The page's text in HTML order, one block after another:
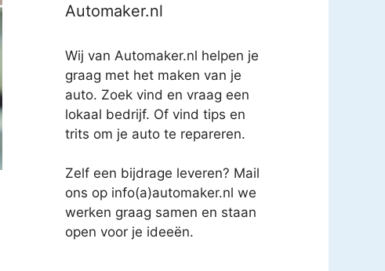
Automaker.nl
Wij van Automaker.nl helpen je
graag met het maken van je
auto. Zoek vind en vraag een
lokaal bedrijf. Of vind tips en
trits om je auto te repareren.
Zelf een bijdrage leveren? Mail
ons op info(a)automaker.nl we
werken graag samen en staan
open voor je ideeën.